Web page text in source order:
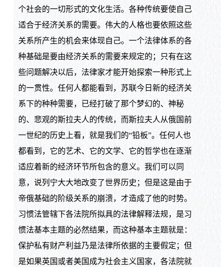
个社会的一切形式的文化生活。各种传统要使自己
适合于经济关系的需要。伟大的人格也要依照这些
关系所产生的机会来体现自己。一个法律体系的各
种基础是要由经济关系的需要来规定的；只有在这
些问题解决以后，法律家才能开始探索一种形式上
的一贯性。任何人都能看到，苏联今日新的经济关
系下的种种需要，已经打破了那个梦幻的、神秘
的、悲观的斯拉夫人的传统，而斯拉夫人从俄国前
一世纪的历史上看，就是我们的“铅板”。任何人也
都看到，它的艺术、它的文学、它的哲学也在逐渐
适应着新的经济环节所包含的意义。我们可以同
意，说列宁大大地改变了世界历史；但是这是由于
帝俄基础的阶级关系的崩溃，才造成了他的时势。
习惯法管辖下各法院所拟具的法律解释法规，是习
惯法基本主题的必然结果，而这种基本主题就是：
保护私有财产利益乃是法律所依据的主要假定；但
是如果英国或者美国成为社会主义国家，各法院就